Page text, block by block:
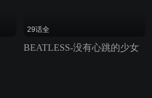
29话全
BEATLESS-没有心跳的少女